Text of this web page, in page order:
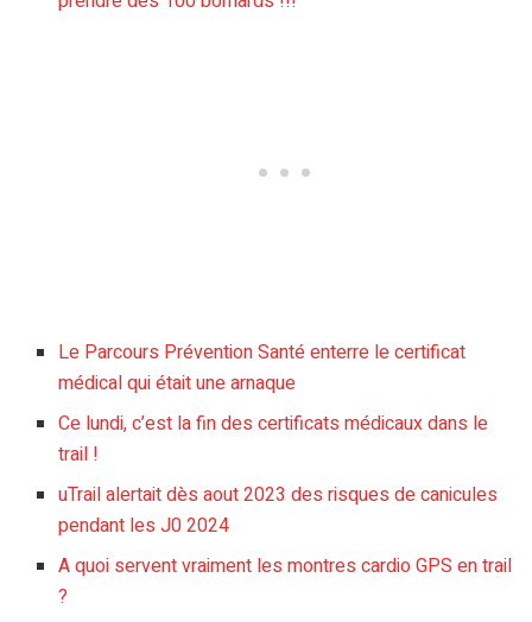
Le Parcours Prévention Santé enterre le certificat
médical qui était une arnaque
Ce lundi, c’est la fin des certificats médicaux dans le
trail !
uTrail alertait dès aout 2023 des risques de canicules
pendant les J0 2024
A quoi servent vraiment les montres cardio GPS en trail
?